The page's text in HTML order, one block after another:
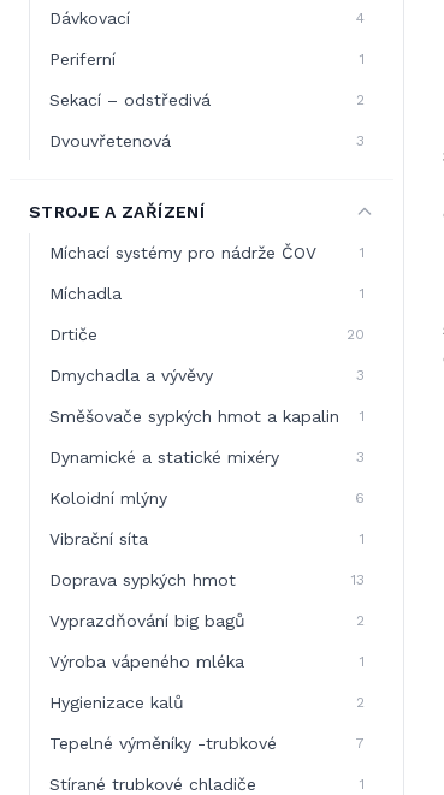
Dávkovací 4
Periferní 1
Sekací – odstředivá 2
Dvouvřetenová 3
STROJE A ZAŘÍZENÍ
Míchací systémy pro nádrže ČOV 1
Míchadla 1
Drtiče 20
Dmychadla a vývěvy 3
Směšovače sypkých hmot a kapalin 1
Dynamické a statické mixéry 3
Koloidní mlýny 6
Vibrační síta 1
Doprava sypkých hmot 13
Vyprazdňování big bagů 2
Výroba vápeného mléka 1
Hygienizace kalů 2
Tepelné výměníky -trubkové 7
Stírané trubkové chladiče 1